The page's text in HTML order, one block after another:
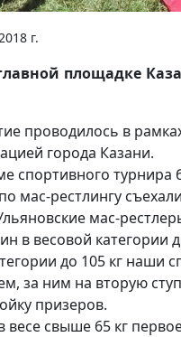
г.
площадке
проводилось в
города Казани.
спортивного турнира
мас-рестлингу
мас-
в весовой категории
до 105 кг наши
за ним на вторую
призеров.
свыше 65 кг